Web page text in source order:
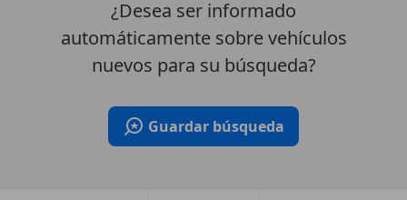
¿Desea ser informado
automáticamente sobre vehículos
nuevos para su búsqueda?
Guardar búsqueda